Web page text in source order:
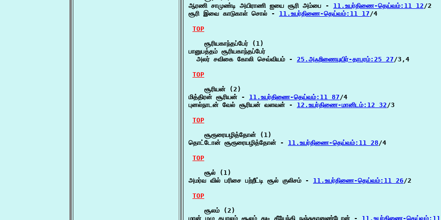
ஆரணி சாமுண்டி அயிராணி ஐயை சூரி அம்பை - 11.உயர்திணை-தெய்வம்:11 12/2
சூரி இவை காடுகாள் சொல் - 11.உயர்திணை-தெய்வம்:11 17/4
TOP
    சூரியகாந்தப்பேர் (1)
பானுபத்தம் சூரியகாந்தப்பேர்
  அலர் சவிகை கோலி செவ்வியம் -
25.அஃறிணையுயிர்-தாபரம்:25 27/3,4
TOP
    சூரியன் (2)
மித்திரன் சூரியன் - 11.உயர்திணை-தெய்வம்:11 87/4
புனல்நாடன் வேல் சூரியன் வளவன் - 12.உயர்திணை-மானிடம்:12 32/3
TOP
    சூரூரையழித்தோன் (1)
தொட்டோன் சூரூரையழித்தோன் - 11.உயர்திணை-தெய்வம்:11 28/4
TOP
    சூல் (1)
அமர்வ வில் பரிசை பற்றீட்டி சூல் குலிசம் - 11.உயர்திணை-தெய்வம்:11 26/2
TOP
    சூலம் (2)
மான் மழு கபாலம் சூலம் துடி தீயேந்தி நஞ்சுதானுண்டோன் - 11.உயர்திணை-